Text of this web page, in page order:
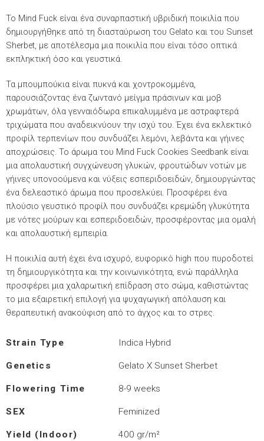
Το Mind Fuck είναι ένα συναρπαστική υβριδική ποικιλία που
δημιουργήθηκε από τη διασταύρωση του Gelato και του Sunset
Sherbet, με αποτέλεσμα μια ποικιλία που είναι τόσο οπτικά
εκπληκτική όσο και γευστικά.
Τα μπουμπούκια είναι πυκνά και χοντροκομμένα,
παρουσιάζοντας ένα ζωντανό μείγμα πράσινων και μοβ
χρωμάτων, όλα γενναιόδωρα επικαλυμμένα με αστραφτερά
τριχώματα που αναδεικνύουν την ισχύ του. Έχει ένα εκλεκτικό
προφίλ τερπενίων που συνδυάζει λεμόνι, λεβάντα και γήινες
αποχρώσεις. Το άρωμα του Mind Fuck Cookies Seedbank είναι
μια απολαυστική συγχώνευση γλυκών, φρουτώδων νοτών με
γήινες υπονοούμενα και νύξεις εσπεριδοειδών, δημιουργώντας
ένα δελεαστικό άρωμα που προσελκύει. Προσφέρει ένα
πλούσιο γευστικό προφίλ που συνδυάζει κρεμώδη γλυκύτητα
με νότες μούρων και εσπεριδοειδών, προσφέροντας μια ομαλή
και απολαυστική εμπειρία.
Η ποικιλία αυτή έχει ένα ισχυρό, ευφορικό high που πυροδοτεί
τη δημιουργικότητα και την κοινωνικότητα, ενώ παράλληλα
προσφέρει μια χαλαρωτική επίδραση στο σώμα, καθιστώντας
το μια εξαιρετική επιλογή για ψυχαγωγική απόλαυση και
θεραπευτική ανακούφιση από το άγχος και το στρες.
Strain Type Indica Hybrid
Genetics Gelato X Sunset Sherbet
Flowering Time 8-9 weeks
SEX Feminized
Yield (Indoor) 400 gr/m²